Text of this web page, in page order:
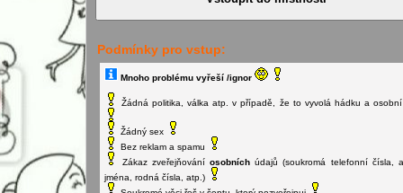
Podmínky pro vstup:
Mnoho problému vyřeší /ignor
Žádný sex
Bez reklam a spamu
Zákaz zveřejňování osobních údajů (soukromá telefonní čísla,
jména, rodná čísla, atp.)